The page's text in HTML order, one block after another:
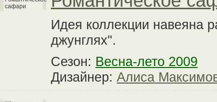
Идея коллекции навеяна
джунглях".
Сезон: Весна-лето 2009
Дизайнер: Алиса